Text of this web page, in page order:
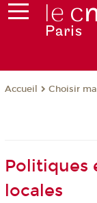
Accueil Choisir
Politiques
locales